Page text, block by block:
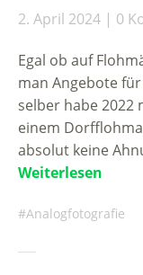
2. April 2024 0
Egal ob auf
man Angebote
selber habe 2022
einem
absolut keine
Weiterlesen
Analogfotografie